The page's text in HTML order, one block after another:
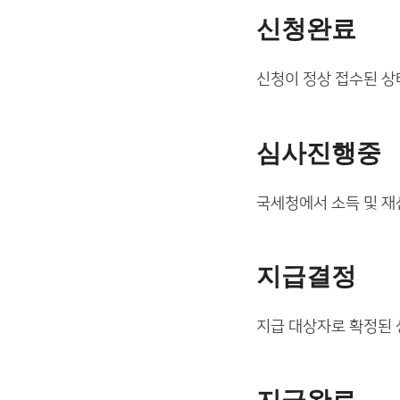
신청완료
신청이 정상 접수된 상
심사진행중
국세청에서 소득 및
지급결정
지급 대상자로 확정된